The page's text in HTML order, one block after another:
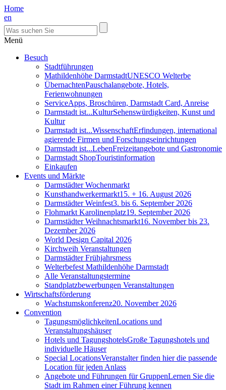
Home
en
Menü
Besuch
Stadtführungen
Mathildenhöhe DarmstadtUNESCO Welterbe
ÜbernachtenPauschalangebote, Hotels,
Ferienwohnungen
ServiceApps, Broschüren, Darmstadt Card, Anreise
Darmstadt ist...KulturSehenswürdigkeiten, Kunst und
Kultur
Darmstadt ist...WissenschaftErfindungen, international
agierende Firmen und Forschungseinrichtungen
Darmstadt ist...LebenFreizeitangebote und Gastronomie
Darmstadt ShopTouristinformation
Einkaufen
Events und Märkte
Darmstädter Wochenmarkt
Kunsthandwerkermarkt15. + 16. August 2026
Darmstädter Weinfest3. bis 6. September 2026
Flohmarkt Karolinenplatz19. September 2026
Darmstädter Weihnachtsmarkt16. November bis 23.
Dezember 2026
World Design Capital 2026
Kirchweih Veranstaltungen
Darmstädter Frühjahrsmess
Welterbefest Mathildenhöhe Darmstadt
Alle Veranstaltungstermine
Standplatzbewerbungen Veranstaltungen
Wirtschaftsförderung
Wachstumskonferenz20. November 2026
Convention
TagungsmöglichkeitenLocations und
Veranstaltungshäuser
Hotels und TagungshotelsGroße Tagungshotels und
individuelle Häuser
Special LocationsVeranstalter finden hier die passende
Location für jeden Anlass
Angebote und Führungen für GruppenLernen Sie die
Stadt im Rahmen einer Führung kennen